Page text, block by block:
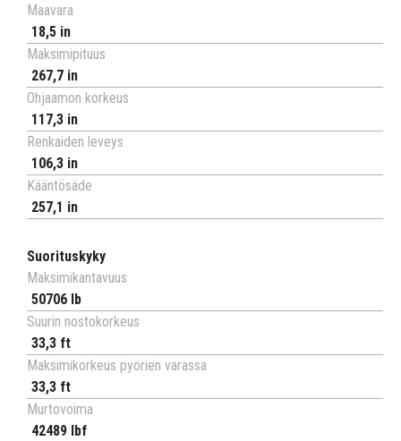
Maavara
18,5 in
Maksimipituus
267,7 in
Ohjaamon korkeus
117,3 in
Renkaiden leveys
106,3 in
Kääntösäde
257,1 in
Suorituskyky
Maksimikantavuus
50706 lb
Suurin nostokorkeus
33,3 ft
Maksimikorkeus pyörien varassa
33,3 ft
Murtovoima
42489 lbf